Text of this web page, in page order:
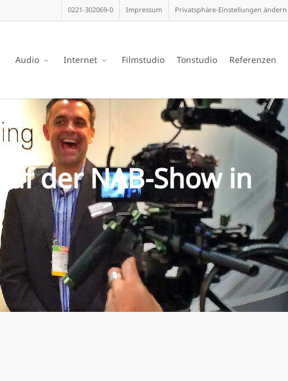
0221-302069-0 Impressum Privatsphäre-Einstellungen ändern
Audio Internet Filmstudio Tonstudio Referenzen
der NAB-Show in